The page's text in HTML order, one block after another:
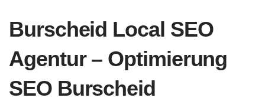
Burscheid Local SEO
Agentur – Optimierung
SEO Burscheid